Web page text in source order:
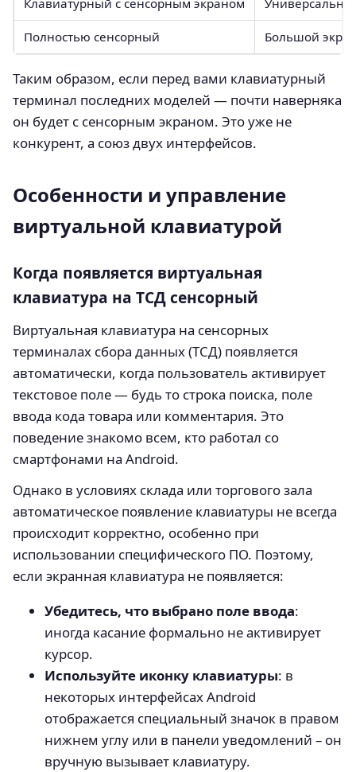
Полностью сенсорный Большой
Таким образом, если перед вами клавиатурный
терминал последних моделей — почти наверняка
он будет с сенсорным экраном. Это уже не
конкурент, а союз двух интерфейсов.
Особенности и управление
виртуальной клавиатурой
Когда появляется виртуальная
клавиатура на ТСД сенсорный
Виртуальная клавиатура на сенсорных
терминалах сбора данных (ТСД) появляется
автоматически, когда пользователь активирует
текстовое поле — будь то строка поиска, поле
ввода кода товара или комментария. Это
поведение знакомо всем, кто работал со
смартфонами на Android.
Однако в условиях склада или торгового зала
автоматическое появление клавиатуры не всегда
происходит корректно, особенно при
использовании специфического ПО. Поэтому,
если экранная клавиатура не появляется:
Убедитесь, что выбрано поле ввода:
иногда касание формально не активирует
курсор.
Используйте иконку клавиатуры: в
некоторых интерфейсах Android
отображается специальный значок в правом
нижнем углу или в панели уведомлений – он
вручную вызывает клавиатуру.